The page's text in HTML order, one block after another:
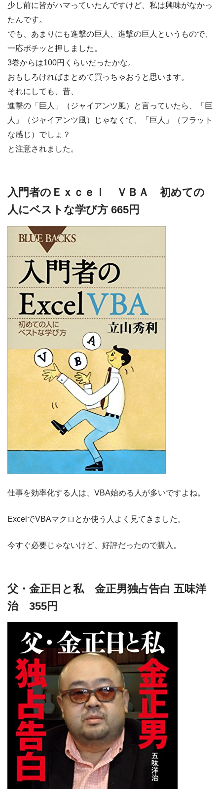
少し前に皆がハマっていたんですけど、私は興味がなかっ
たんです。
でも、あまりにも進撃の巨人、進撃の巨人というもので、
一応ポチッと押しました。
3巻からは100円くらいだったかな。
おもしろければまとめて買っちゃおうと思います。
それにしても、昔、
進撃の「巨人」（ジャイアンツ風）と言っていたら、「巨
人」（ジャイアンツ風）じゃなくて、「巨人」（フラット
な感じ）でしょ？
と注意されました。
入門者のＥｘｃｅｌ ＶＢＡ 初めての
人にベストな学び方 665円
仕事を効率化する人は、VBA始める人が多いですよね。
ExcelでVBAマクロとか使う人よく見てきました。
今すぐ必要じゃないけど、好評だったので購入。
父・金正日と私 金正男独占告白 五味洋
治 355円